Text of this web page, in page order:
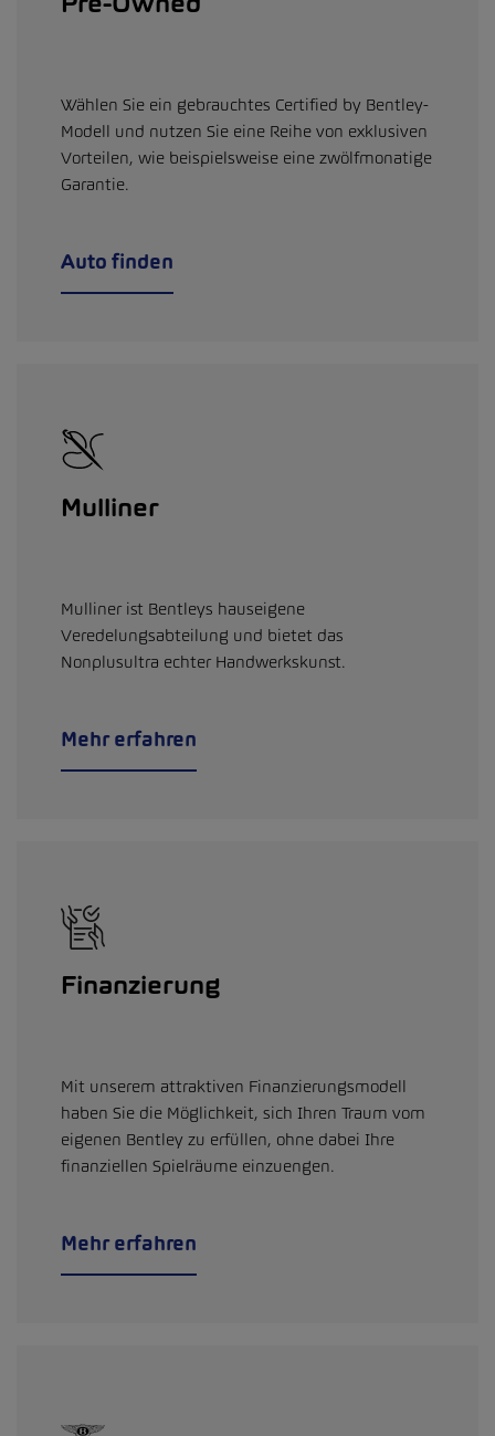
Wählen Sie ein gebrauchtes Certified by Bentley-
Modell und nutzen Sie eine Reihe von exklusiven
Vorteilen, wie beispielsweise eine zwölfmonatige
Garantie.
Auto finden
Mulliner
Mulliner ist Bentleys hauseigene
Veredelungsabteilung und bietet das
Nonplusultra echter Handwerkskunst.
Mehr erfahren
Finanzierung
Mit unserem attraktiven Finanzierungsmodell
haben Sie die Möglichkeit, sich Ihren Traum vom
eigenen Bentley zu erfüllen, ohne dabei Ihre
finanziellen Spielräume einzuengen.
Mehr erfahren